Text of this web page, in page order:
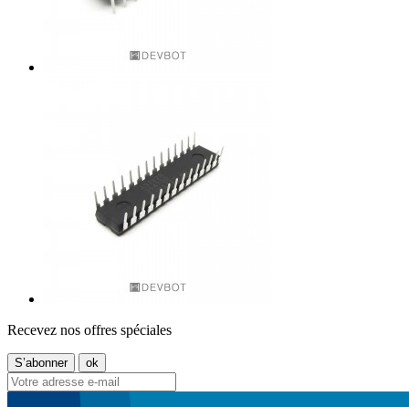
Recevez nos offres spéciales